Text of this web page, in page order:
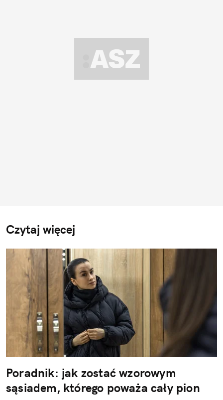
Czytaj więcej
Poradnik: jak zostać wzorowym
sąsiadem, którego poważa cały pion